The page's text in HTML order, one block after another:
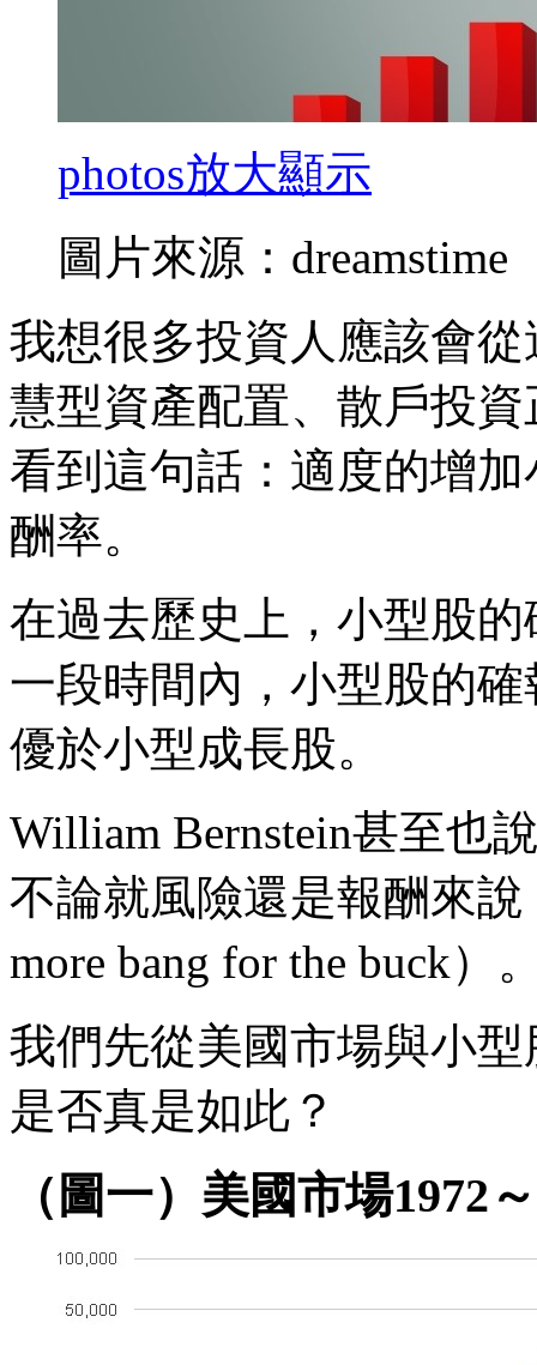
photos放大顯示
圖片來源：dreamstime
我想很多投資人應該會
慧型資產配置、散戶投
看到這句話：適度的增
酬率。
在過去歷史上，小型股
一段時間內，小型股的
優於小型成長股。
William Bernstein甚至也
不論就風險還是報酬來
more bang for the buck）
我們先從美國市場與小型
是否真是如此？
（圖一）美國市場1972